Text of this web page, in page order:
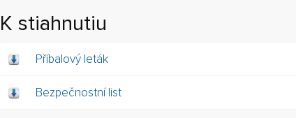
K stiahnutiu
Příbalový leták
Bezpečnostní list